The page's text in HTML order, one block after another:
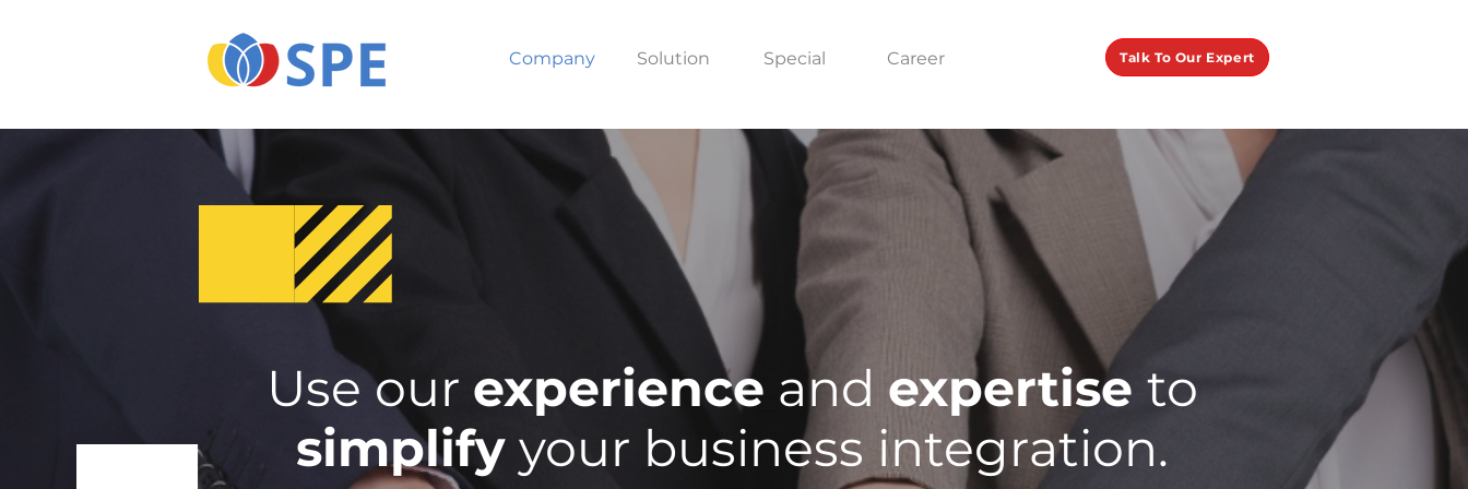
Company Solution Special Career Talk To Our Expert
Use our experience and expertise to
simplify your business integration.